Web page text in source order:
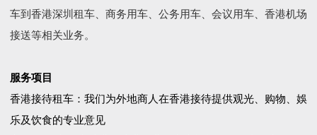
车到香港深圳租车、商务用车、公务用车、会议用车、香港机场
接送等相关业务。
服务项目
香港接待租车：我们为外地商人在香港接待提供观光、购物、娛
乐及饮食的专业意见